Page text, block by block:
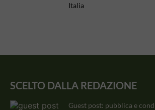
Italia
SCELTO DALLA REDAZIONE
Guest post: pubblica e